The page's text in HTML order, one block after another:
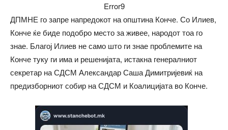
Error9
ДПМНЕ го запре напредокот на општина Конче. Со Илиев,
Конче ќе биде подобро место за живее, народот тоа го
знае. Благој Илиев не само што ги знае проблемите на
Конче туку ги има и решенијата, истакна генералниот
секретар на СДСМ Александар Саша Димитријевиќ на
предизборниот собир на СДСМ и Коалицијата во Конче.